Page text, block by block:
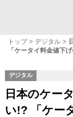
トップ デジタル
「ケータイ料金値下
デジタル
日本のケー
い!? 「ケー